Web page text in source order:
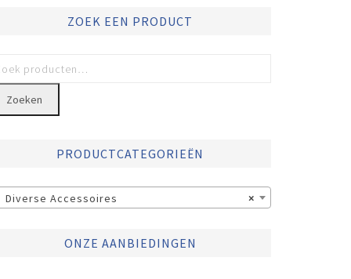
ZOEK EEN PRODUCT
Zoeken
PRODUCTCATEGORIEËN
×
Diverse Accessoires
ONZE AANBIEDINGEN